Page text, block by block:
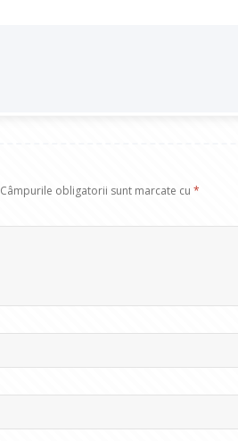
Câmpurile obligatorii sunt marcate cu*